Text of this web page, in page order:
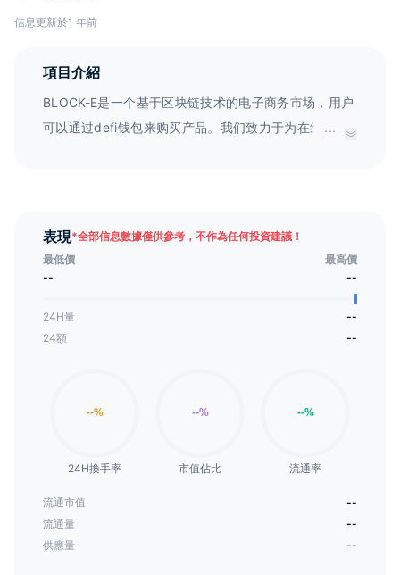
信息更新於1 年前
項目介紹
BLOCK-E是一个基于区块链技术的电子商务市场，用户
可以通过defi钱包来购买产品。我们致力于为在线电子
...
表現*全部信息數據僅供參考，不作為任何投資建議！
最低價
最高價
--
--
24H量
--
24額
--
24H換手率 市值佔比 流通率
流通市值
--
流通量
--
供應量
--